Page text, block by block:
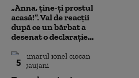
„Anna, ţine-ţi prostul
acasă!”. Val de reacții
după ce un bărbat a
desenat o declarație...
5